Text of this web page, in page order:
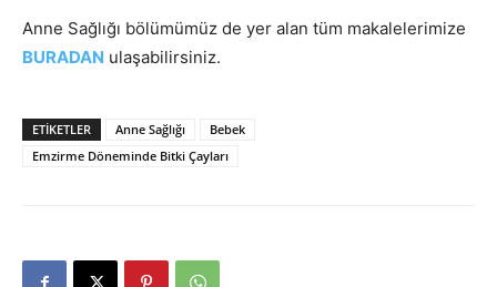
Anne Sağlığı bölümümüz de yer alan tüm makalelerimize
BURADAN ulaşabilirsiniz.
ETIKETLER Anne Sağlığı
Bebek
Emzirme Döneminde Bitki Çayları